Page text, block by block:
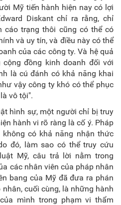
Mỹ tiến hành hiện nay có lợi
Diskant chỉ ra rằng, chỉ
cáo trạng thôi cũng có thể có
và uy tín, và điều này có thể
của các công ty. Và hệ quả
đồng kinh doanh đối với
là cú đánh có khả năng khai
vậy công ty khó có thể phục
vô tội".
hình sự, một người chỉ bị truy
hành vi rõ ràng là cố ý. Pháp
có khả năng nhận thức
đó, làm sao có thể truy cứu
Mỹ, câu trả lời nằm trong
các nhân viên của pháp nhân
bang của Mỹ đã đưa ra phán
cuối cùng, là những hành
mình trong phạm vi thẩm